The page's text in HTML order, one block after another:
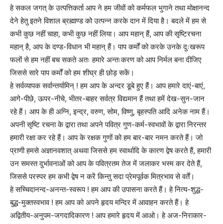
हे सकल जगत् के उत्पत्तिकर्ता आप ने हम जीवों को कर्मफल भुगाने तथा मोक्षानन्द
देने हेतु इतने विशाल ब्रह्माण्ड को उत्पन्न करके दान में दिया है। बदले में हम से
कभी कुछ नहीं चाहा, कभी कुछ नहीं लिया। आप महान् हैं, आप की सृष्टिरचना
महान् है, आप के दण्ड-विधान भी महान् हैं। पाप कर्मों को करके उनके दुःखरूप
फलों से हम नहीं बच सकते अतः हमारे अन्तःकरण को आप निर्मल बना दीजिए
जिससे सारे पाप कर्मों को हम शीघ्र ही छोड़ सकें।
हे सर्वव्यापक सर्वान्तर्यामिन् ! हम आप के अन्दर डूबे हुए हैं। आप हमारे दाएं-बाएं,
आगे-पीछे, ऊपर-नीचे, भीतर-बाहर सर्वत्र विद्यमान हैं तथा हमें देख-सुन-जान
रहे हैं। आप के ही अग्नि, इन्द्र, वरुण, सोम, विष्णु, बृहस्पति आदि अनेक नाम हैं।
अपनी सृष्टि रचना के द्वारा तथा अपने पवित्र गुण-कर्म-स्वभावों के द्वारा निरन्तर
हमारी रक्षा कर रहे हैं। आप के रक्षक गुणों को हम बार-बार नमन करते हैं। जो
प्राणी हमसे अज्ञानवशात् अथवा जिससे हम स्वार्थादि के कारण द्वेष करते हैं, हमारी
उन समस्त दुर्भावनाओं को आप के पवित्रतम तेज में जलाकर भस्म कर देते हैं,
जिससे परस्पर हम कभी द्वेष न करें किन्तु सदा प्रेमपूर्वक मित्रभाव से वर्तें।
हे सच्चिदानन्द-अनन्त-स्वरूप ! हम आप की उपासना करते हैं। हे नित्य-शुद्ध-
बुद्ध-मुक्तस्वभाव ! हम आप को अपने हृदय मन्दिर में आवाहन करते हैं। हे
अद्वितीय-अनुपम-जगदादिकारण ! आप हमारे हृदय में आओ। हे अज-निराकार-